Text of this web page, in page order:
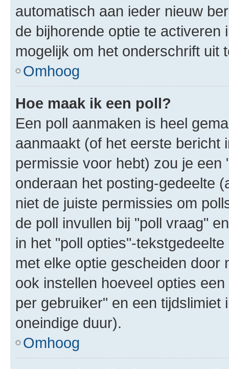
automatisch aan ieder nieuw
de bijhorende optie te
mogelijk om het onderschrift uit
Omhoog
Hoe maak ik een poll?
Een poll aanmaken is heel
aanmaakt (of het eerste bericht
permissie voor hebt) zou je
onderaan het posting-gedeelte
niet de juiste permissies om
de poll invullen bij "poll vraag"
in het "poll opties"-
met elke optie gescheiden door
ook instellen hoeveel opties
per gebruiker" en een
oneindige duur).
Omhoog